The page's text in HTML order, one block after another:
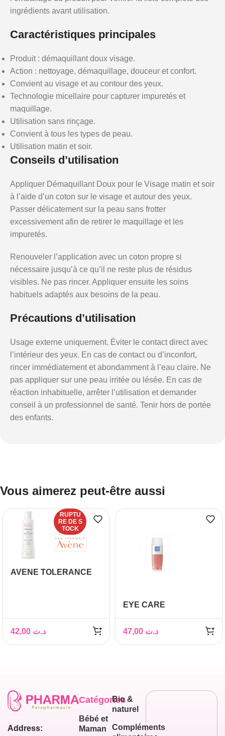
ingrédients avant utilisation.
Caractéristiques principales
Produit : démaquillant doux visage.
Action : nettoyage, démaquillage, douceur et confort.
Convient au visage et au contour des yeux.
Technologie micellaire pour capturer impuretés et
maquillage.
Utilisation sans rinçage.
Convient à tous les types de peau.
Utilisation matin et soir.
Conseils d’utilisation
Appliquer Démaquillant Doux pour le Visage matin et soir
à l’aide d’un coton sur le visage et autour des yeux.
Passer délicatement sur la peau sans frotter
excessivement afin de retirer le maquillage et les
impuretés.
Renouveler l’application avec un coton propre si
nécessaire jusqu’à ce qu’il ne reste plus de résidus
visibles. Ne pas rincer. Appliquer ensuite les soins
habituels adaptés aux besoins de la peau.
Précautions d’utilisation
Usage externe uniquement. Éviter le contact direct avec
l’intérieur des yeux. En cas de contact ou d’inconfort,
rincer immédiatement et abondamment à l’eau claire. Ne
pas appliquer sur une peau irritée ou lésée. En cas de
réaction inhabituelle, arrêter l’utilisation et demander
conseil à un professionnel de santé. Tenir hors de portée
des enfants.
Vous aimerez peut-être aussi
RUPTU
RE DE S
TOCK
AVENE TOLERANCE
د.ت
EYE CARE
BIPHASIQUE 150ML
د.ت
Address:
Catégories
Bébé et
Maman
Bio &
naturel
Compléments